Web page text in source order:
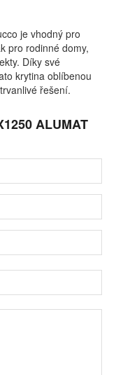
je vhodný pro
pro rodinné domy,
Díky své
krytina oblíbenou
řešení.
ALUMAT